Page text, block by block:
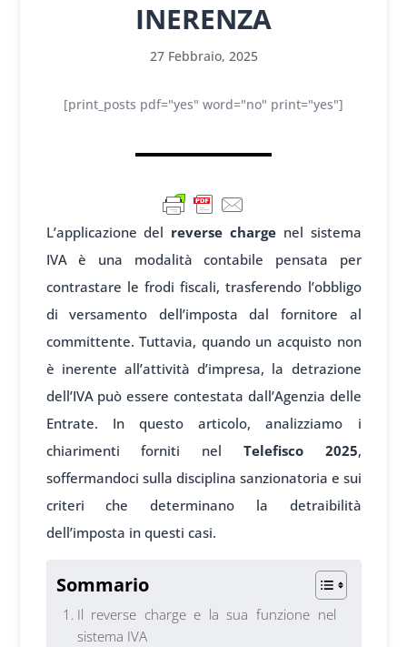
INERENZA
27 Febbraio, 2025
[print_posts pdf="yes" word="no" print="yes"]
L’applicazione del reverse chargenel sistema
IVA è una modalità contabile pensata per
contrastare le frodi fiscali, trasferendo l’obbligo
di versamento dell’imposta dal fornitore al
committente. Tuttavia, quando un acquisto non
è inerente all’attività d’impresa, la detrazione
dell’IVA può essere contestata dall’Agenzia delle
Entrate. In questo articolo, analizziamo i
chiarimenti forniti nel Telefisco 2025,
soffermandoci sulla disciplina sanzionatoria e sui
criteri che determinano la detraibilità
dell’imposta in questi casi.
Sommario
Il reverse charge e la sua funzione nel
sistema IVA